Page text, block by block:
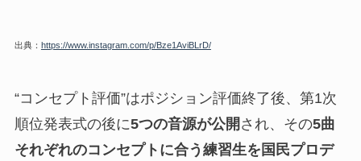
出典： https://www.instagram.com/p/Bze1AviBLrD/
“コンセプト評価”はポジション評価終了後、第1次
順位発表式の後に5つの音源が公開 され、その5曲
それぞれのコンセプトに合う練習生を国民プロデ